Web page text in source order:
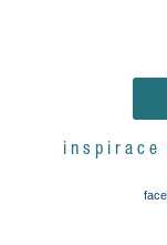
i n s p i r a c